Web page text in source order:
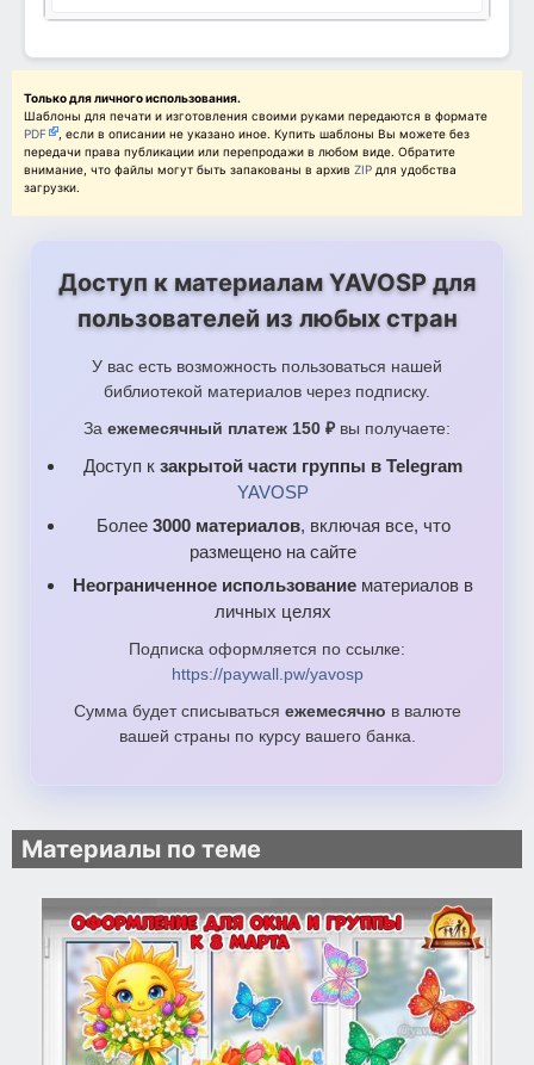
Только для личного использования.
Шаблоны для печати и изготовления своими руками передаются в формате
PDF
, если в описании не указано иное. Купить шаблоны Вы можете без
передачи права публикации или перепродажи в любом виде. Обратите
внимание, что файлы могут быть запакованы в архив ZIP для удобства
загрузки.
Доступ к материалам YAVOSP для
пользователей из любых стран
У вас есть возможность пользоваться нашей
библиотекой материалов через подписку.
За ежемесячный платеж 150 ₽ вы получаете:
Доступ к закрытой части группы в Telegram
YAVOSP
Более 3000 материалов, включая все, что
размещено на сайте
Неограниченное использование материалов в
личных целях
Подписка оформляется по ссылке:
https://paywall.pw/yavosp
Сумма будет списываться ежемесячно в валюте
вашей страны по курсу вашего банка.
Материалы по теме